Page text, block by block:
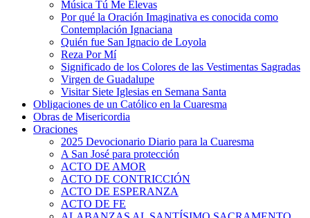
Música Tú Me Elevas
Por qué la Oración Imaginativa es conocida como
Contemplación Ignaciana
Quién fue San Ignacio de Loyola
Reza Por Mí
Significado de los Colores de las Vestimentas Sagradas
Virgen de Guadalupe
Visitar Siete Iglesias en Semana Santa
Obligaciones de un Católico en la Cuaresma
Obras de Misericordia
Oraciones
2025 Devocionario Diario para la Cuaresma
A San José para protección
ACTO DE AMOR
ACTO DE CONTRICCIÓN
ACTO DE ESPERANZA
ACTO DE FE